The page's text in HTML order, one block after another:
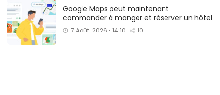
Google Maps peut maintenant
commander à manger et réserver un hôtel
7 Août. 2026 • 14:10 10